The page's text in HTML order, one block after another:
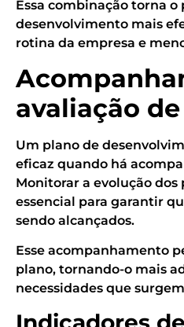
Essa combinação torna o
desenvolvimento mais
rotina da empresa e
avaliação
Um plano de
eficaz quando há
Monitorar a evolução
essencial para garantir
sendo alcançados.
Esse acompanhamento
plano, tornando-o mais
necessidades que